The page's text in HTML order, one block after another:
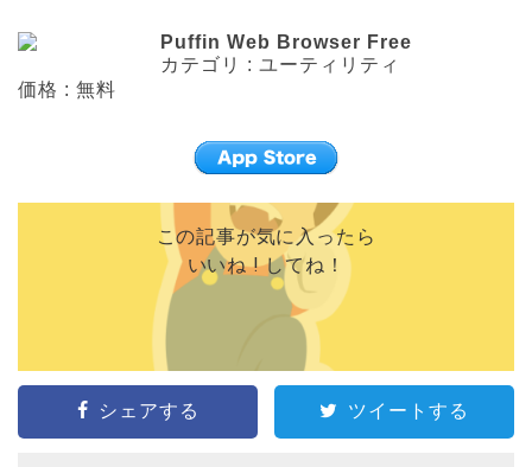
Puffin Web Browser Free
カテゴリ : ユーティリティ
価格 : 無料
この記事が気に入ったら
いいね ! してね！
シェアする ツイートする